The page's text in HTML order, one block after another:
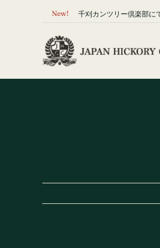
New! 美奈木ゴルフ倶楽部にて